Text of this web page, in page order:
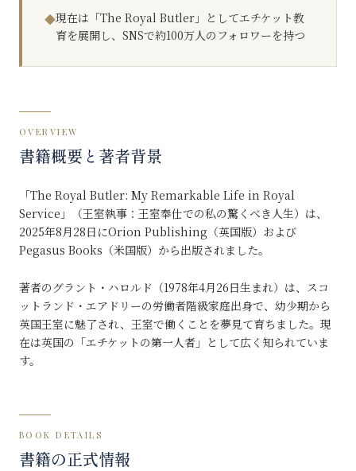
◆現在は「The Royal Butler」としてエチケット教
育を展開し、SNSで約100万人のフォロワーを持つ
OVERVIEW
書籍概要と著者背景
「The Royal Butler: My Remarkable Life in Royal
Service」（王室執事：王室奉仕での私の驚くべき人生）は、
2025年8月28日にOrion Publishing（英国版）および
Pegasus Books（米国版）から出版されました。
著者のグラント・ハロルド（1978年4月26日生まれ）は、スコ
ットランド・エアドリーの労働者階級家庭出身で、幼少期から
英国王室に魅了され、王室で働くことを夢見て育ちました。現
在は英国の「エチケットの第一人者」として広く知られていま
す。
BOOK DETAILS
書籍の正式情報